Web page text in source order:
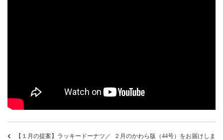
【１月の提案】ラッキードーナツ／
２月のかわら版（44号）をお届けしま